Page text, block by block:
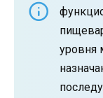
уровня